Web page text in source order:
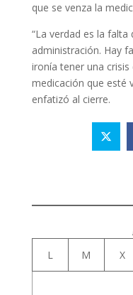
que se venza la
“La verdad es la
administración. Hay
ironía tener una
medicación que esté
enfatizó al cierre.
L M X